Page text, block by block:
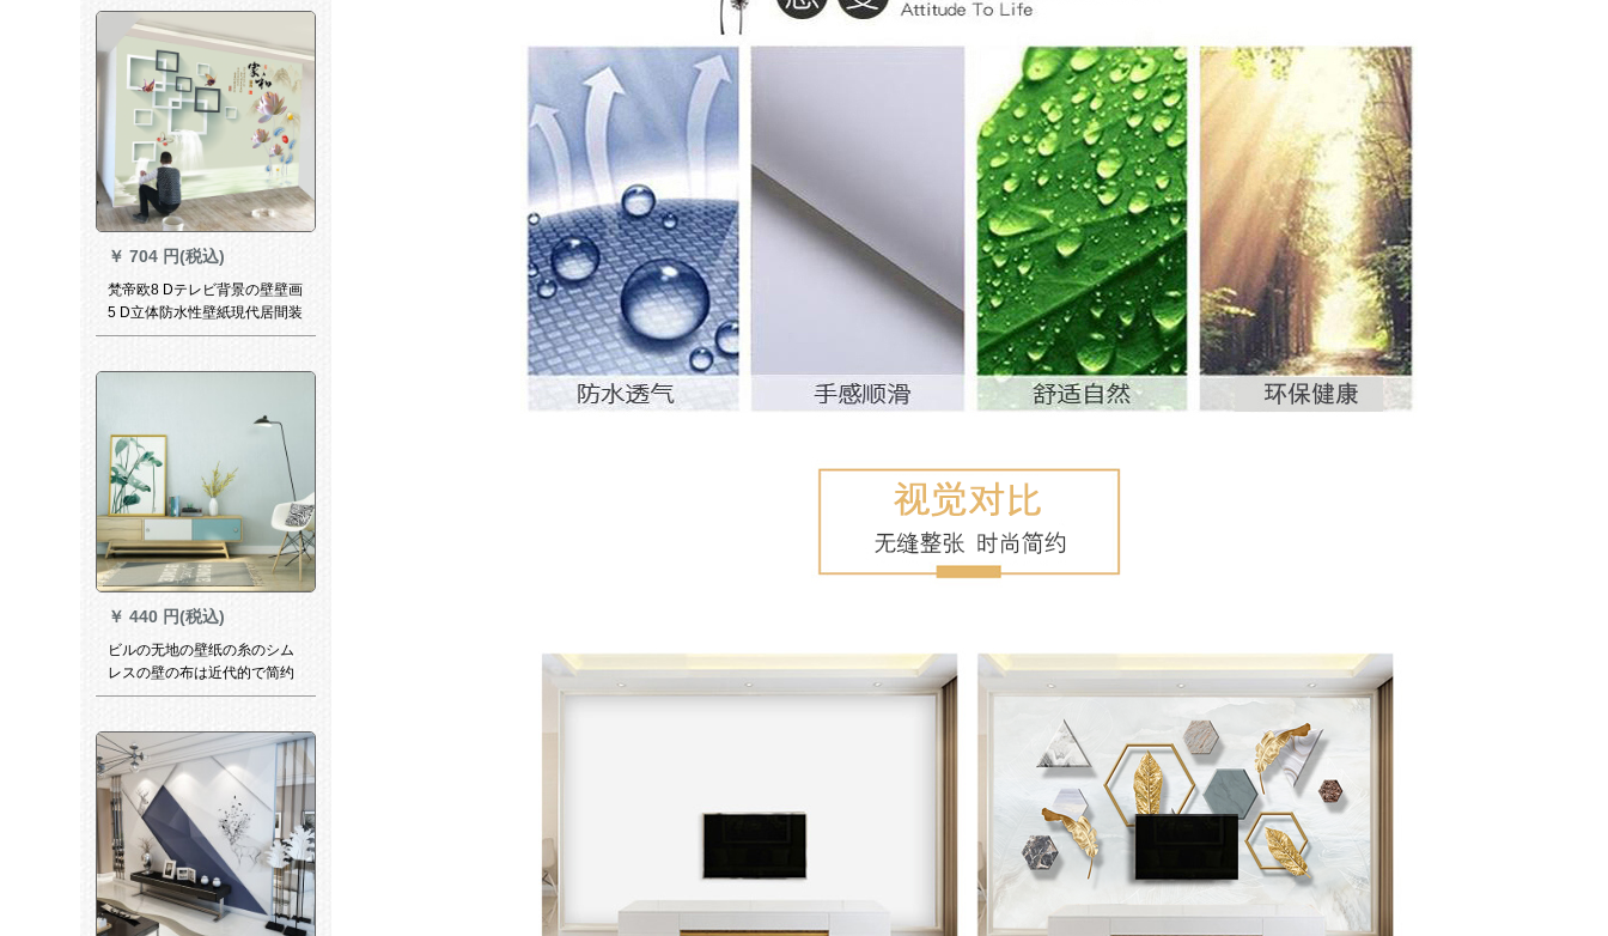
イズ8 D凹凸彫刻シクル
￥ 704 円(税込)
梵帝欧8 Dテレビ背景の壁壁画
5 D立体防水性壁紙現代居間装
飾壁紙3 Dシムレス壁紙新中国
￥ 440 円(税込)
ビルの无地の壁纸の糸のシム
レスの壁の布は近代的で简约
な家屋の间の背景にありま